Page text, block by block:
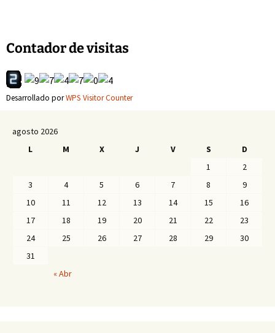
entradas
Contador de visitas
Desarrollado porWPS Visitor Counter
agosto 2026
L
M X J V S
D
1
2
3
4 5 6 7 8
9
10
11 12 13 14 15
16
17
18 19 20 21 22
23
24
25 26 27 28 29
30
31
« Abr